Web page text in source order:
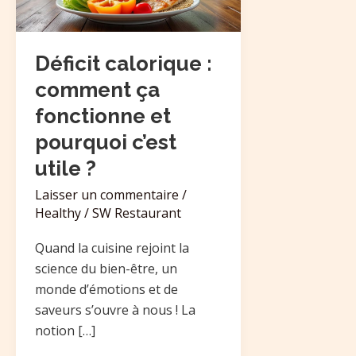
Déficit calorique :
comment ça
fonctionne et
pourquoi c’est
utile ?
Laisser un commentaire /
Healthy/SW Restaurant
Quand la cuisine rejoint la
science du bien-être, un
monde d’émotions et de
saveurs s’ouvre à nous ! La
notion […]
fonctionne
et
pourquoi
utile
?